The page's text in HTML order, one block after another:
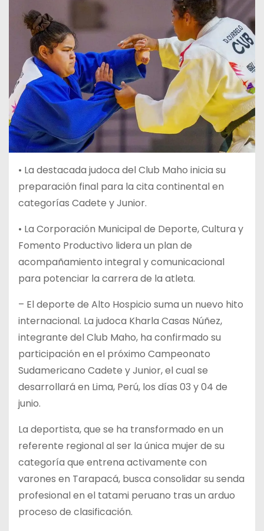
• La destacada judoca del Club Maho inicia su
preparación final para la cita continental en
categorías Cadete y Junior.
• La Corporación Municipal de Deporte, Cultura y
Fomento Productivo lidera un plan de
acompañamiento integral y comunicacional
para potenciar la carrera de la atleta.
– El deporte de Alto Hospicio suma un nuevo hito
internacional. La judoca Kharla Casas Núñez,
integrante del Club Maho, ha confirmado su
participación en el próximo Campeonato
Sudamericano Cadete y Junior, el cual se
desarrollará en Lima, Perú, los días 03 y 04 de
junio.
La deportista, que se ha transformado en un
referente regional al ser la única mujer de su
categoría que entrena activamente con
varones en Tarapacá, busca consolidar su senda
profesional en el tatami peruano tras un arduo
proceso de clasificación.